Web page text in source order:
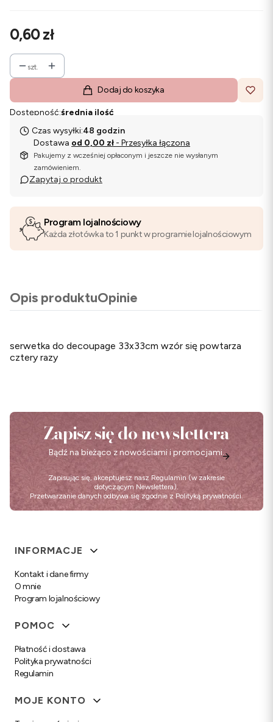
Cena
0,60 zł
szt.
Dodaj do koszyka
Dostępność:średnia ilość
Czas wysyłki:48 godzin
Dostawa od 0,00 zł - Przesyłka łączona
Pakujemy z wcześniej opłaconym i jeszcze nie wysłanym
zamówieniem.
Zapytaj o produkt
Program lojalnościowy
Każda złotówka to 1 punkt w programie lojalnościowym
Opis produktuOpinie
serwetka do decoupage 33x33cm wzór się powtarza
cztery razy
Zapisz się do newslettera
Bądź na bieżąco z nowościami i promocjami.
Zapisując się, akceptujesz nasz Regulamin (w zakresie
dotyczącym Newslettera).
Przetwarzanie danych odbywa się zgodnie z Polityką prywatności.
Linki w stopce
INFORMACJE
Kontakt i dane firmy
O mnie
Program lojalnościowy
POMOC
Płatność i dostawa
Polityka prywatności
Regulamin
MOJE KONTO